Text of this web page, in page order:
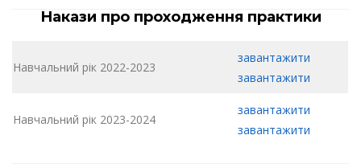
Накази про проходження практики
Навчальний рік 2022-2023
завантажити
завантажити
Навчальний рік 2023-2024
завантажити
завантажити